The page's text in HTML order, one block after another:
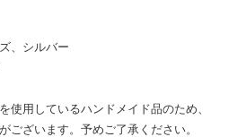
、シルバー
使用しているハンドメイド品のため、
ございます。予めご了承ください。